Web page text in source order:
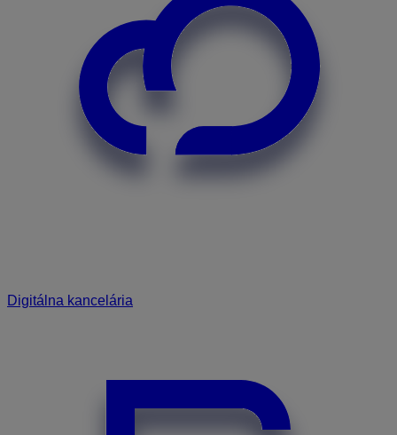
Digitálna kancelária